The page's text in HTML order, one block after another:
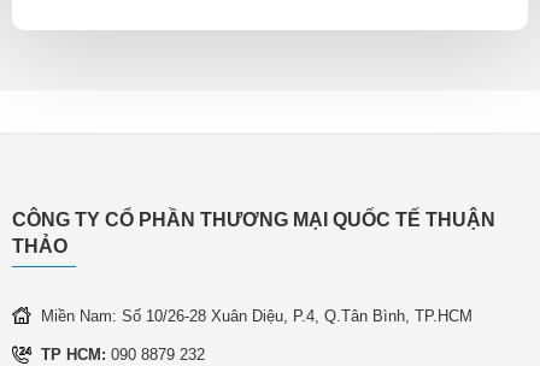
CÔNG TY CỔ PHẦN THƯƠNG MẠI QUỐC TẾ THUẬN
THẢO
Miền Nam: Số 10/26-28 Xuân Diệu, P.4, Q.Tân Bình, TP.HCM
TP HCM: 090 8879 232